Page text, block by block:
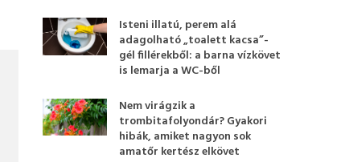
Isteni illatú, perem alá
adagolható „toalett kacsa”-
gél fillérekből: a barna vízkövet
is lemarja a WC-ből
Nem virágzik a
trombitafolyondár? Gyakori
hibák, amiket nagyon sok
amatőr kertész elkövet